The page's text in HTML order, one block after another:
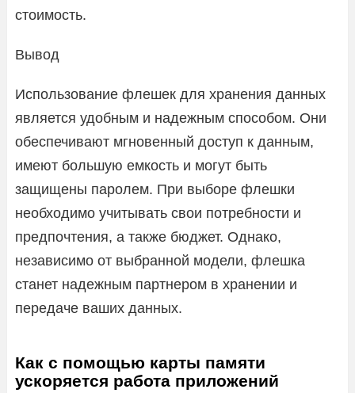
стоимость.
Вывод
Использование флешек для хранения данных
является удобным и надежным способом. Они
обеспечивают мгновенный доступ к данным,
имеют большую емкость и могут быть
защищены паролем. При выборе флешки
необходимо учитывать свои потребности и
предпочтения, а также бюджет. Однако,
независимо от выбранной модели, флешка
станет надежным партнером в хранении и
передаче ваших данных.
Как с помощью карты памяти
ускоряется работа приложений